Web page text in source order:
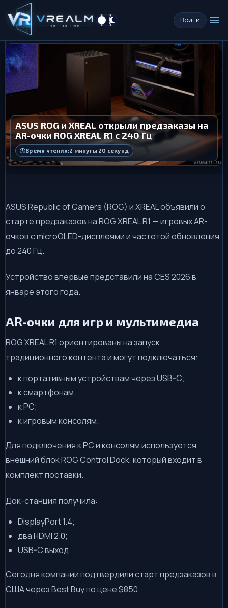
Войти menu
ASUS ROG и XREAL открыли предзаказы на
AR-очки ROG XREAL R1 с 240 Гц
Время чтения:2 минуты 20 секунд
ASUS Republic of Gamers (ROG) и XREAL объявили о
старте предзаказов на ROG XREAL R1 — игровых AR-
очков с microOLED-дисплеями и частотой обновления
до 240 Гц.
Устройство впервые представили на CES 2026 в
январе этого года.
AR-очки для игр и мультимедиа
ROG XREAL R1 ориентированы на запуск
традиционного контента и могут подключаться:
к портативным устройствам через USB-C;
к смартфонам;
к PC;
к игровым консолям.
Для подключения к PC и консолям используется
внешний блок ROG Control Dock, который входит в
комплект поставки.
Док-станция получила:
DisplayPort 1.4;
два HDMI 2.0;
USB-C выход.
Сегодня компании подтвердили старт предзаказов в
США через Best Buy по цене $850.